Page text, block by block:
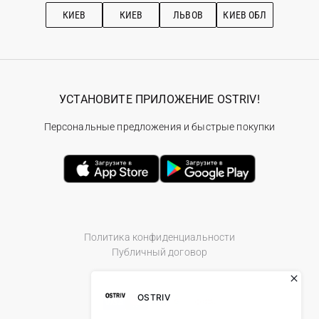
КИЕВ КИЕВ ЛЬВОВ КИЕВ ОБЛ
Политика конфиденциальности
Публичный договор
УСТАНОВИТЕ ПРИЛОЖЕНИЕ OSTRIV!
Персональные предложения и быстрые покупки